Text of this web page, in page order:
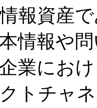
報資産
情報や
業にお
トチャ